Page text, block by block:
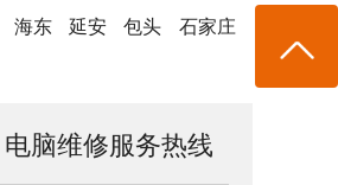
海东 延安 包头
石家庄
电脑维修服务热线